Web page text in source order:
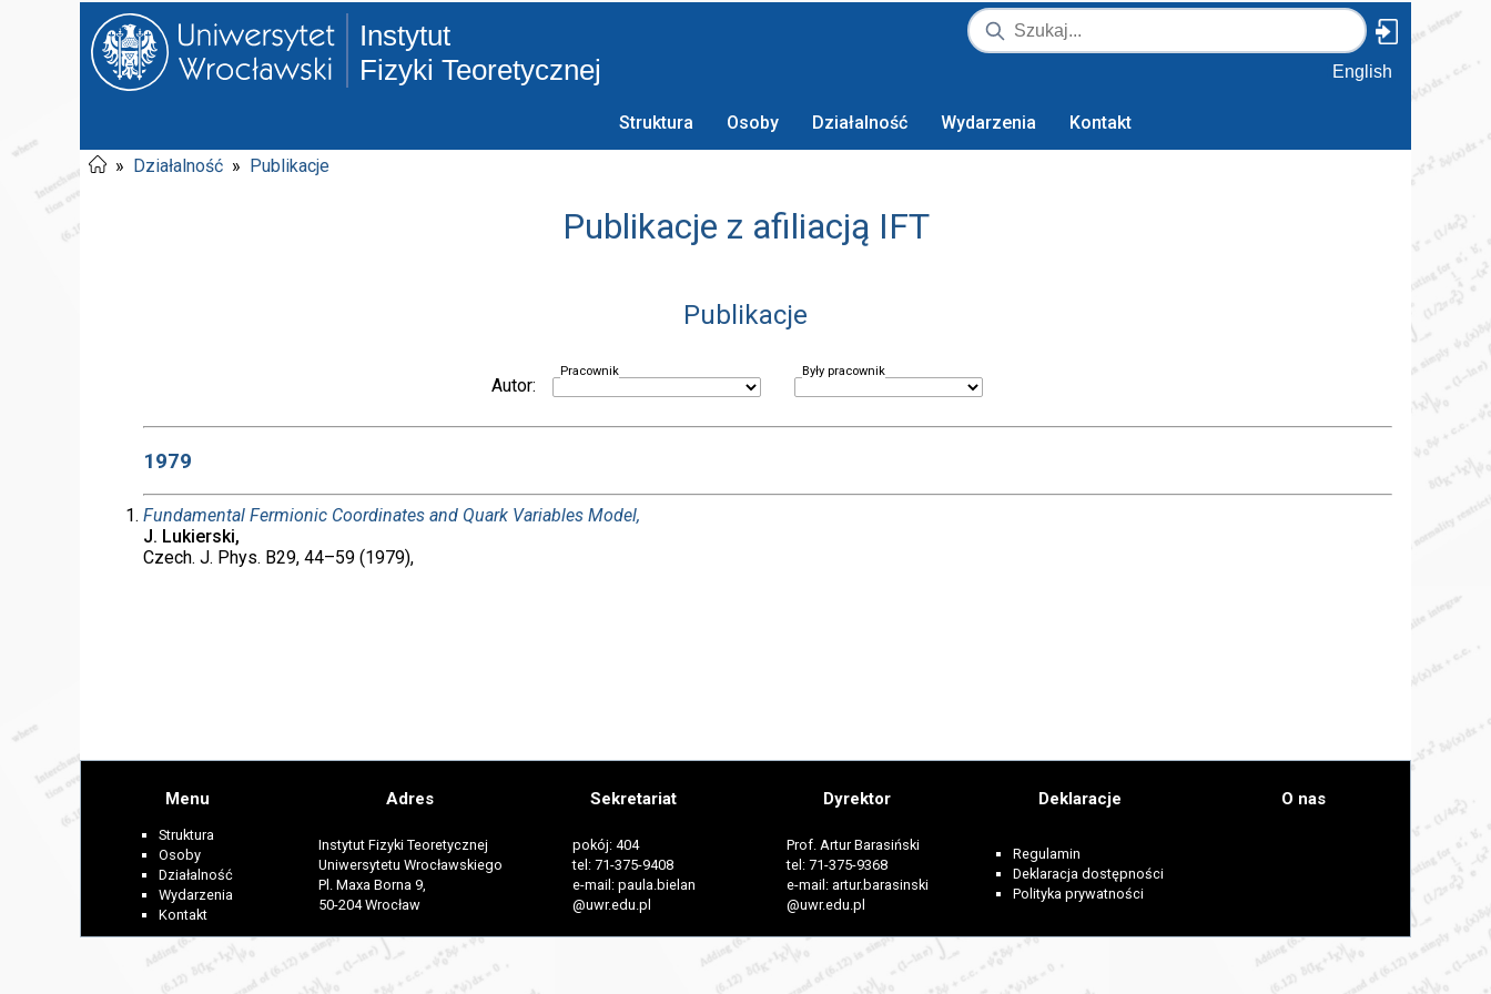
Instytut
Fizyki Teoretycznej
English
Struktura Osoby Działalność Wydarzenia Kontakt
» Działalność » Publikacje
Publikacje z afiliacją IFT
Publikacje
Autor:
Pracownik Były pracownik
1979
Fundamental Fermionic Coordinates and Quark Variables Model,
J. Lukierski,
Czech. J. Phys. B29, 44–59 (1979),
Menu
Struktura
Osoby
Działalność
Wydarzenia
Kontakt
Adres
Instytut Fizyki Teoretycznej
Uniwersytetu Wrocławskiego
Pl. Maxa Borna 9,
50-204 Wrocław
Sekretariat
pokój: 404
tel: 71-375-9408
e-mail: paula.bielan
@uwr.edu.pl
Dyrektor
Prof. Artur Barasiński
tel: 71-375-9368
e-mail: artur.barasinski
@uwr.edu.pl
Deklaracje
Regulamin
Deklaracja dostępności
Polityka prywatności
O nas